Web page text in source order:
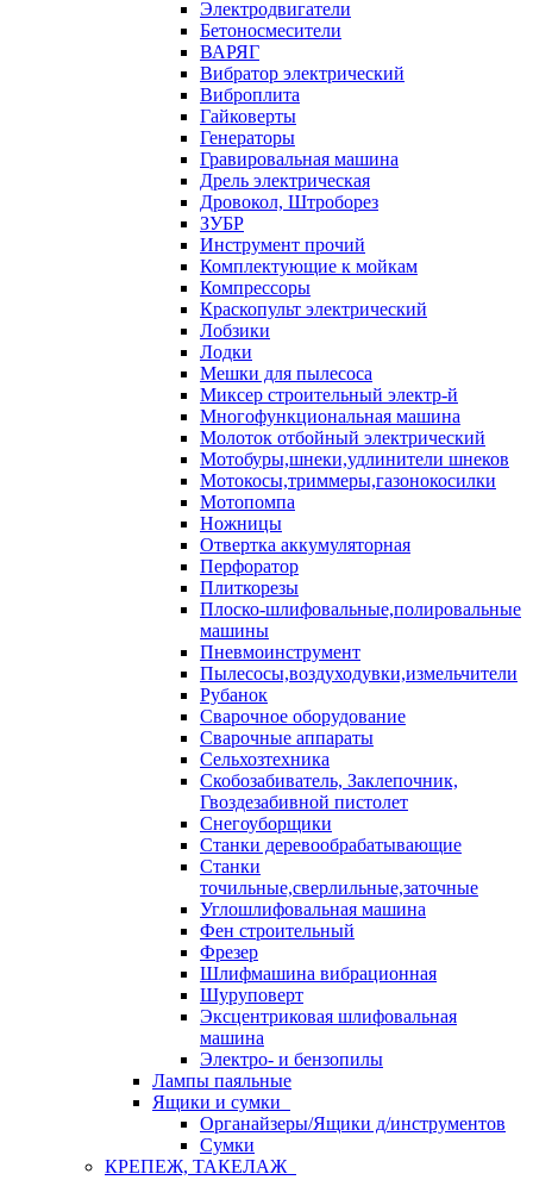
Электродвигатели
Бетоносмесители
ВАРЯГ
Вибратор электрический
Виброплита
Гайковерты
Генераторы
Гравировальная машина
Дрель электрическая
Дровокол, Штроборез
ЗУБР
Инструмент прочий
Комплектующие к мойкам
Компрессоры
Краскопульт электрический
Лобзики
Лодки
Мешки для пылесоса
Миксер строительный электр-й
Многофункциональная машина
Молоток отбойный электрический
Мотобуры,шнеки,удлинители шнеков
Мотокосы,триммеры,газонокосилки
Мотопомпа
Ножницы
Отвертка аккумуляторная
Перфоратор
Плиткорезы
Плоско-шлифовальные,полировальные
машины
Пневмоинструмент
Пылесосы,воздуходувки,измельчители
Рубанок
Сварочное оборудование
Сварочные аппараты
Сельхозтехника
Скобозабиватель, Заклепочник,
Гвоздезабивной пистолет
Снегоуборщики
Станки деревообрабатывающие
Станки
точильные,сверлильные,заточные
Углошлифовальная машина
Фен строительный
Фрезер
Шлифмашина вибрационная
Шуруповерт
Эксцентриковая шлифовальная
машина
Электро- и бензопилы
Лампы паяльные
Ящики и сумки
Органайзеры/Ящики д/инструментов
Сумки
КРЕПЕЖ, ТАКЕЛАЖ